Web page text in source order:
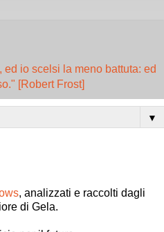
io scelsi la meno battuta: ed
[Robert Frost]
▼
, analizzati e raccolti dagli
di Gela.